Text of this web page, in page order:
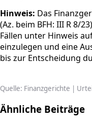
Hinweis: Das
(Az. beim BFH: III R 8/
Fällen unter Hinweis
einzulegen und eine
bis zur Entscheidung
Quelle: Finanzgerichte |
Ähnliche Beiträge